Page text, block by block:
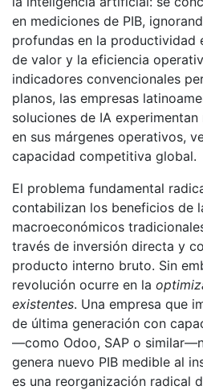
en mediciones de PIB,
profundas en la productividad
de valor y la eficiencia
indicadores convencionales
planos, las empresas
soluciones de IA
en sus márgenes operativos,
capacidad competitiva global.
El problema fundamental
contabilizan los beneficios de
macroeconómicos
través de inversión directa y
producto interno bruto. Sin
revolución ocurre en la
existentes. Una empresa que
de última generación con
—como Odoo, SAP o
genera nuevo PIB medible al
es una reorganización radical